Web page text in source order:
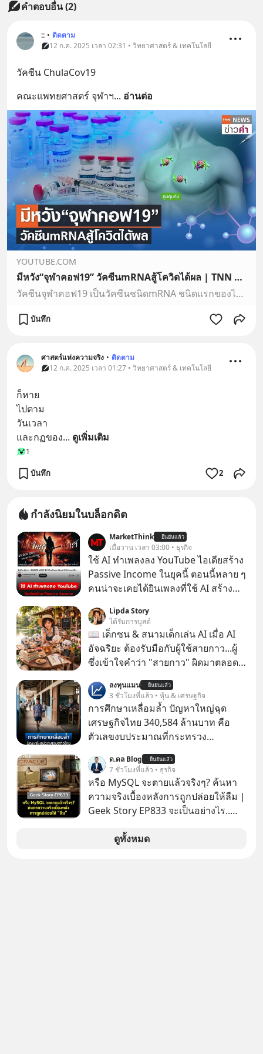
คำตอบอื่น(2)
:: • ติดตาม
12 ก.ค. 2025 เวลา 02:31 • วิทยาศาสตร์ & เทคโนโลยี
วัคซีน ChulaCov19
คณะแพทยศาสตร์ จุฬาฯ... อ่านต่อ
YOUTUBE.COM
มีหวัง“จุฬาคอฟ19” วัคซีนmRNAสู้โควิดได้ผล | TNN ข่าวค่ำ | 13 ส.ค. 64
วัคซีนจุฬาคอฟ19 เป็นวัคซีนชนิดmRNA ชนิดแรกของไทยและมีความก้าวหน้าอย่างมาก เป็นวัคซีนที่พัฒนาขึ้นโดยใช้เทคโนโลยีmRNA เช่นเดียวกับกับวัคซีนของไฟเซอร์ และโมเดอร…
บันทึก
ศาสตร์แห่งความจริง • ติดตาม
12 ก.ค. 2025 เวลา 01:27 • วิทยาศาสตร์ & เทคโนโลยี
ก็หาย
ไปตาม
วันเวลา
และกฏของ... ดูเพิ่มเติม
1
บันทึก 2
กำลังนิยมในบล็อกดิต
MarketThink ยืนยันแล้ว
เมื่อวาน เวลา 03:00 • ธุรกิจ
ใช้ AI ทำเพลงลง YouTube ไอเดียสร้าง
Passive Income ในยุคนี้ ตอนนี้หลาย ๆ
คนน่าจะเคยได้ยินเพลงที่ใช้ AI สร้าง
รู้ตัวเรา” จากช่องชื่อว่า UNHEARD
MUSIC ที่ตอนนี้มียอดรับชมกว่า 26
ล้านครั้งแล้ว
Lipda Story
ได้รับการบูสต์
📖 เด็กซน & สนามเด็กเล่น AI เมื่อ AI
อัจฉริยะ ต้องรับมือกับผู้ใช้สายกาว...ผู้
ซึ่งเข้าใจคำว่า "สายกาว" ผิดมาตลอด
ลงทุนแมน ยืนยันแล้ว
3 ชั่วโมงที่แล้ว • หุ้น & เศรษฐกิจ
การศึกษาเหลื่อมล้ำ ปัญหาใหญ่ฉุด
เศรษฐกิจไทย 340,584 ล้านบาท คือ
ตัวเลขงบประมาณที่กระทรวง
รายจ่ายประจำปี 2568 ซึ่งมากที่สุดเป็น
อันดับ 2 รองจากกระทรวงการคลัง
ด.ดล Blog ยืนยันแล้ว
7 ชั่วโมงที่แล้ว • ธุรกิจ
หรือ MySQL จะตายแล้วจริงๆ? ค้นหา
ความจริงเบื้องหลังการถูกปล่อยให้ลืม |
Geek Story EP833 จะเป็นอย่างไร..
กว่าครึ่งโลก ถูกมหาเศรษฐีคู่แข่งทุ่มเงิน
ดูทั้งหมด